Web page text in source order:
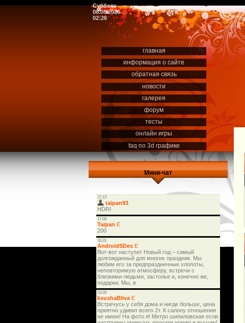
Суббота
08.08.2026
02:26
главная
информация о сайте
обратная связь
новости
галерея
форум
тесты
онлайн игры
faq по 3d графике
Мини-чат